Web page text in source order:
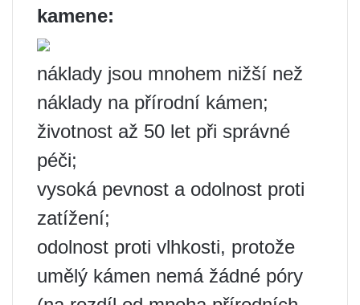
kamene:
náklady jsou mnohem nižší než
náklady na přírodní kámen;
životnost až 50 let při správné
péči;
vysoká pevnost a odolnost proti
zatížení;
odolnost proti vlhkosti, protože
umělý kámen nemá žádné póry